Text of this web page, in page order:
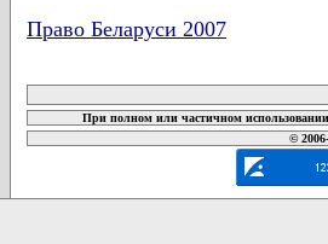
Право Беларуси 2007
При полном или частичном
©